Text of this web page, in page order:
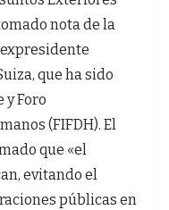
nota de la
que ha sido
y Foro
(FIFDH). El
que «el
evitando el
públicas en